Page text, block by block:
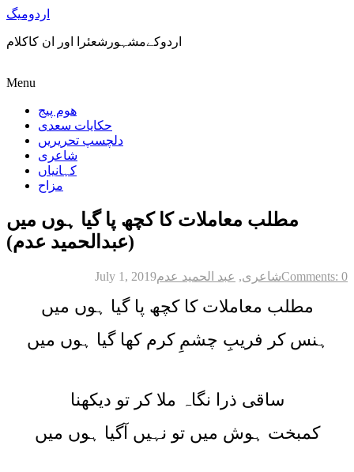
اردومیگ
اردوکےمشہورشعئرا اور ان کاکلام
Menu
ھوم پیج
حکایات سعدی
دلچسپ تحریریں
شاعری
کہانیاں
مزاح
مطلب معاملات کا کچھ پا گیا ہوں میں
(عبدالحمید عدم)
July 1, 2019 شاعری, عبد الحمید عدم Comments: 0
مطلب معاملات کا کچھ پا گیا ہوں میں
ہنس کر فریبِ چشمِ کرم کھا گیا ہوں میں
ساقی ذرا نگاہ ملا کر تو دیکھنا
کمبخت ہوش میں تو نہیں آگیا ہوں میں